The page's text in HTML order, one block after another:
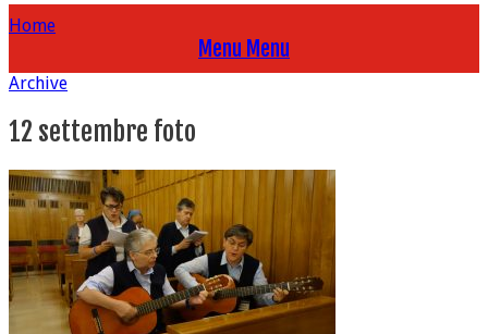
Home
Menu Menu
Archive
12 settembre foto